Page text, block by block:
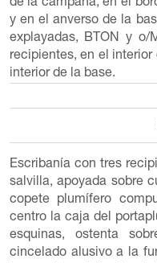
de la campana, en el
y en el anverso de la
explayadas, BTON y
recipientes, en el
interior de la base.
Escribanía con tres
salvilla, apoyada sobre
copete plumífero
centro la caja del
esquinas, ostenta
cincelado alusivo a la